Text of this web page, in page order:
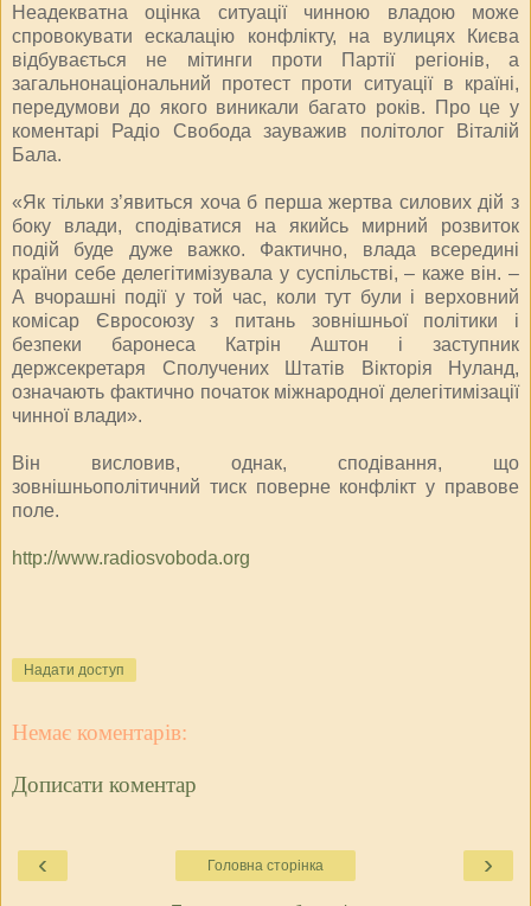
Неадекватна оцінка ситуації чинною владою може
спровокувати ескалацію конфлікту, на вулицях Києва
відбувається не мітинги проти Партії регіонів, а
загальнонаціональний протест проти ситуації в країні,
передумови до якого виникали багато років. Про це у
коментарі Радіо Свобода зауважив політолог Віталій
Бала.
«Як тільки з’явиться хоча б перша жертва силових дій з
боку влади, сподіватися на якийсь мирний розвиток
подій буде дуже важко. Фактично, влада всередині
країни себе делегітимізувала у суспільстві, – каже він. –
А вчорашні події у той час, коли тут були і верховний
комісар Євросоюзу з питань зовнішньої політики і
безпеки баронеса Катрін Аштон і заступник
держсекретаря Сполучених Штатів Вікторія Нуланд,
означають фактично початок міжнародної делегітимізації
чинної влади».
Він висловив, однак, сподівання, що
зовнішньополітичний тиск поверне конфлікт у правове
поле.
http://www.radiosvoboda.org
Надати доступ
Немає коментарів:
Дописати коментар
‹ ›
Головна сторінка